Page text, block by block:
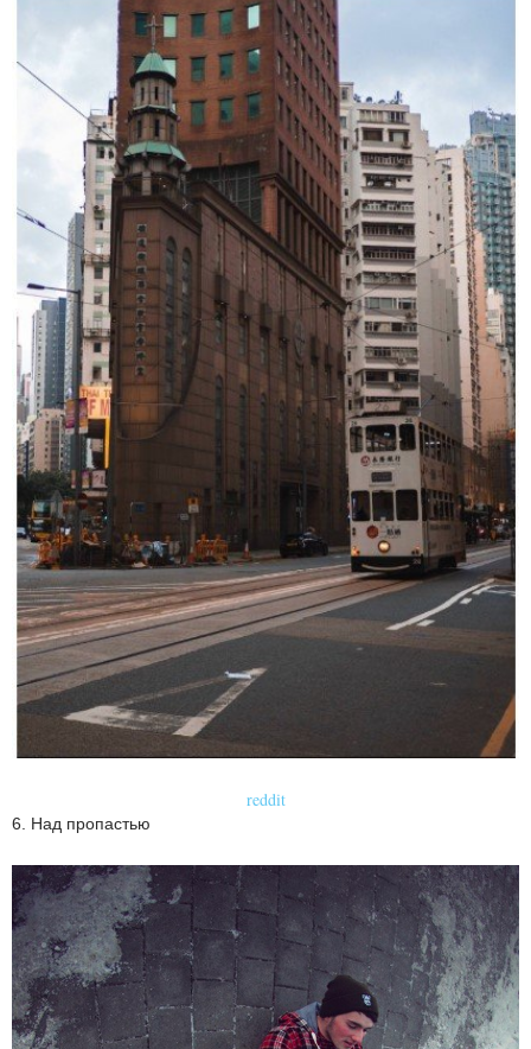
reddit
6. Над пропастью